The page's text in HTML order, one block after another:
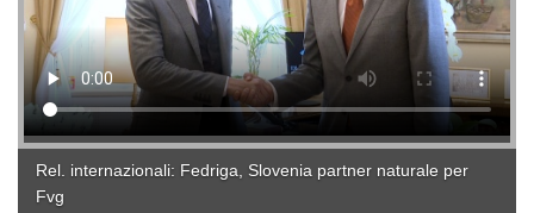
Rel. internazionali: Fedriga, Slovenia partner naturale per
Fvg